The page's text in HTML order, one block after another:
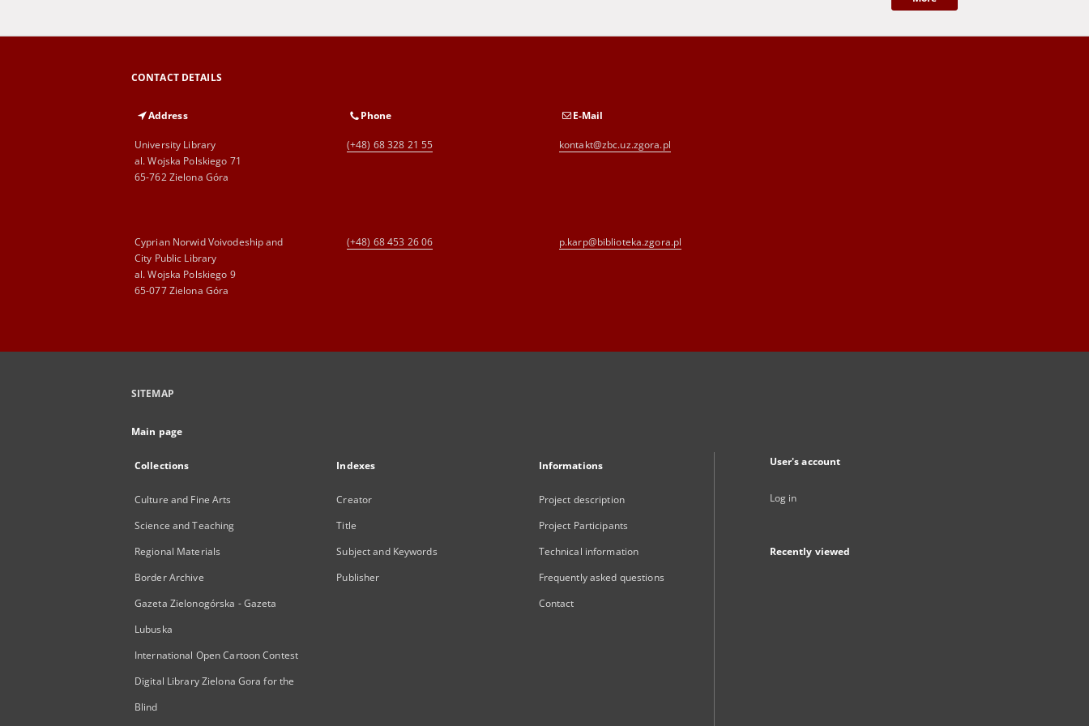
CONTACT DETAILS
Address
University Library
al. Wojska Polskiego 71
65-762 Zielona Góra
Phone
(+48) 68 328 21 55
E-Mail
kontakt@zbc.uz.zgora.pl
Cyprian Norwid Voivodeship and
City Public Library
al. Wojska Polskiego 9
65-077 Zielona Góra
(+48) 68 453 26 06 p.karp@biblioteka.zgora.pl
SITEMAP
Main page
Collections
Culture and Fine Arts
Science and Teaching
Regional Materials
Border Archive
Gazeta Zielonogórska - Gazeta
Lubuska
International Open Cartoon Contest
Digital Library Zielona Gora for the
Blind
Indexes
Creator
Title
Subject and Keywords
Publisher
Informations
Project description
Project Participants
Technical information
Frequently asked questions
Contact
User's account
Log in
Recently viewed